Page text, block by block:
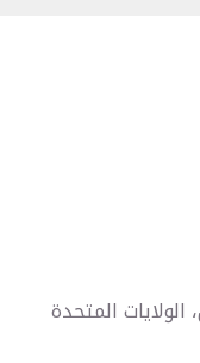
المتحدة